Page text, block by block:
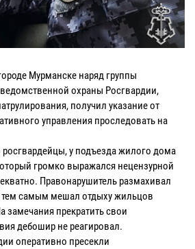
Мурманске наряд группы
охраны Росгвардии,
получил указание от
управления проследовать на
у подъезда жилого дома
громко выражался нецензурной
Правонарушитель размахивал
тем самым мешал отдыху жильцов
прекратить свои
дебошир не реагировал.
оперативно пресекли